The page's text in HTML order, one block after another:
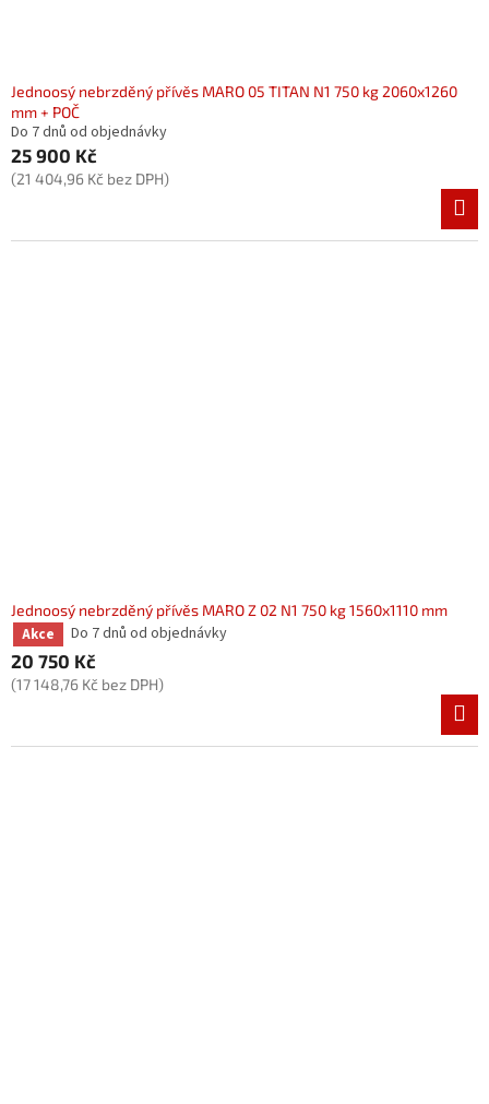
Jednoosý nebrzděný přívěs MARO 05 TITAN N1 750 kg 2060x1260
mm + POČ
Do 7 dnů od objednávky
25 900 Kč
(21 404,96 Kč bez DPH)
Jednoosý nebrzděný přívěs MARO Z 02 N1 750 kg 1560x1110 mm
Akce
Do 7 dnů od objednávky
20 750 Kč
(17 148,76 Kč bez DPH)